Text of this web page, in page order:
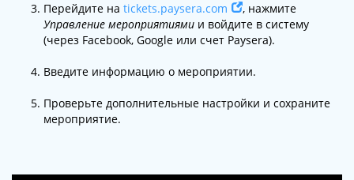
Перейдите на tickets.paysera.com
, нажмите
Управление мероприятиями и войдите в систему
(через Facebook, Google или счет Paysera).
Введите информацию о мероприятии.
Проверьте дополнительные настройки и сохраните
мероприятие.